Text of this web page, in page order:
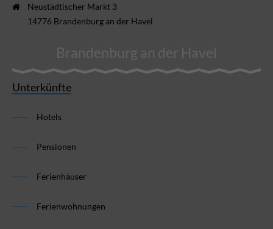
Neustädtischer Markt 3
14776 Brandenburg an der Havel
Brandenburg an der Havel
Unterkünfte
Hotels
Pensionen
Ferienhäuser
Ferienwohnungen